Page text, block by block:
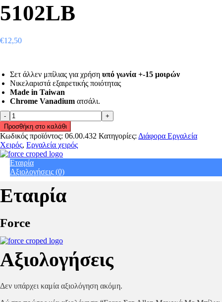
5102LB
€12,50
Σετ άλλεν μπίλιας για χρήση υπό γωνία +-15 μοιρών
Νικελαριστά εξαιρετικής ποιότητας
Made in Taiwan
Chrome Vanadium ατσάλι.
Force
Σετ
Allen
Μακρυά
Με
Μπίλια
1,27mm-
10mm
5102LB
quantity
Προσθήκη στο καλάθι
Κωδικός προϊόντος: 06.00.432 Κατηγορίες: Διάφορα Εργαλεία
Χειρός, Εργαλεία χειρός
Εταιρία
Αξιολογήσεις (0)
Εταιρία
Force
Αξιολογήσεις
Δεν υπάρχει καμία αξιολόγηση ακόμη.